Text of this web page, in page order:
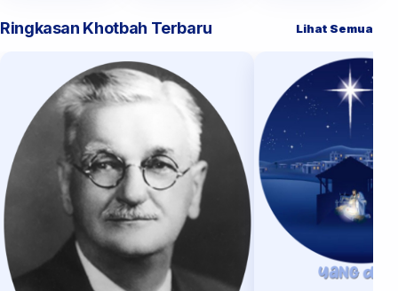
Ringkasan Khotbah Terbaru Lihat Semua